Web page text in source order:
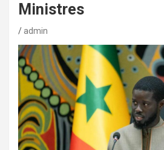
Ministres
admin